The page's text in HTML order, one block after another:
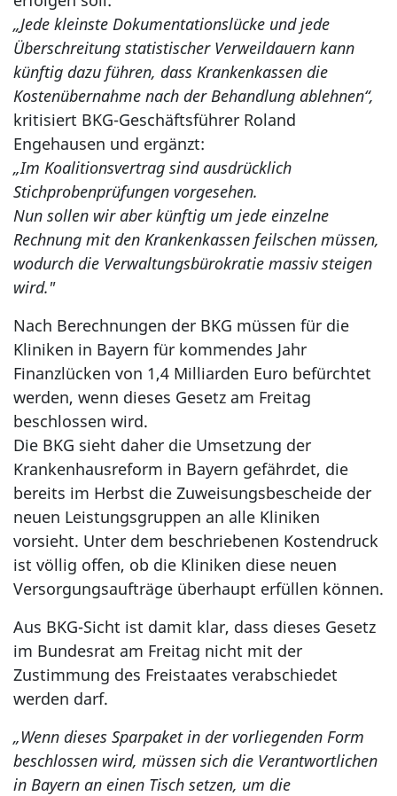
„Jede kleinste Dokumentationslücke und jede
Überschreitung statistischer Verweildauern kann
künftig dazu führen, dass Krankenkassen die
Kostenübernahme nach der Behandlung ablehnen“,
kritisiert BKG-Geschäftsführer Roland
Engehausen und ergänzt:
„Im Koalitionsvertrag sind ausdrücklich
Stichprobenprüfungen vorgesehen.
Nun sollen wir aber künftig um jede einzelne
Rechnung mit den Krankenkassen feilschen müssen,
wodurch die Verwaltungsbürokratie massiv steigen
wird."
Nach Berechnungen der BKG müssen für die
Kliniken in Bayern für kommendes Jahr
Finanzlücken von 1,4 Milliarden Euro befürchtet
werden, wenn dieses Gesetz am Freitag
beschlossen wird.
Die BKG sieht daher die Umsetzung der
Krankenhausreform in Bayern gefährdet, die
bereits im Herbst die Zuweisungsbescheide der
neuen Leistungsgruppen an alle Kliniken
vorsieht. Unter dem beschriebenen Kostendruck
ist völlig offen, ob die Kliniken diese neuen
Versorgungsaufträge überhaupt erfüllen können.
Aus BKG-Sicht ist damit klar, dass dieses Gesetz
im Bundesrat am Freitag nicht mit der
Zustimmung des Freistaates verabschiedet
werden darf.
„Wenn dieses Sparpaket in der vorliegenden Form
beschlossen wird, müssen sich die Verantwortlichen
in Bayern an einen Tisch setzen, um die